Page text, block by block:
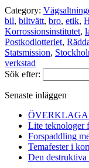
Category:
bil, biltvätt, bro, etik,
Korrossionsinstitutet,
Postkodlotteriet,
Statsmission,
verkstad
Sök efter:
Senaste inläggen
Lite teknologer
Forspaddling
Temafester i
Den